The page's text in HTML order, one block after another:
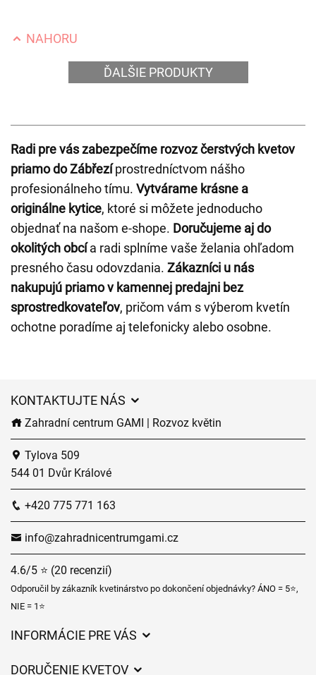
NAHORU
ĎALŠIE PRODUKTY
Radi pre vás zabezpečíme rozvoz čerstvých kvetov
priamo do Zábřezíprostredníctvom nášho
profesionálneho tímu. Vytvárame krásne a
originálne kytice, ktoré si môžete jednoducho
objednať na našom e-shope. Doručujeme aj do
okolitých obcía radi splníme vaše želania ohľadom
presného času odovzdania. Zákazníci u nás
nakupujú priamo v kamennej predajni bez
sprostredkovateľov, pričom vám s výberom kvetín
ochotne poradíme aj telefonicky alebo osobne.
KONTAKTUJTE NÁS
Zahradní centrum GAMI | Rozvoz květin
Tylova 509
544 01 Dvůr Králové
+420 775 771 163
info@zahradnicentrumgami.cz
4.6/5 ⭐ (20 recenzií)
Odporučil by zákazník kvetinárstvo po dokončení objednávky? ÁNO = 5⭐,
NIE = 1⭐
INFORMÁCIE PRE VÁS
DORUČENIE KVETOV